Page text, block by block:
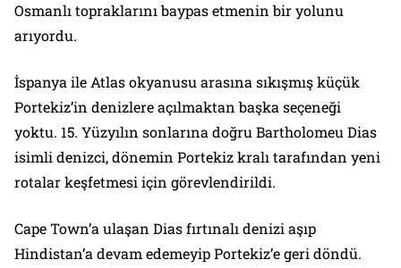
Osmanlı topraklarını baypas etmenin bir yolunu
arıyordu.
İspanya ile Atlas okyanusu arasına sıkışmış küçük
Portekiz’in denizlere açılmaktan başka seçeneği
yoktu. 15. Yüzyılın sonlarına doğru Bartholomeu Dias
isimli denizci, dönemin Portekiz kralı tarafından yeni
rotalar keşfetmesi için görevlendirildi.
Cape Town’a ulaşan Dias fırtınalı denizi aşıp
Hindistan’a devam edemeyip Portekiz’e geri döndü.